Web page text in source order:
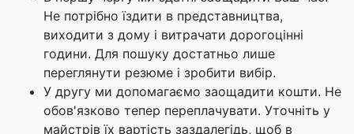
Не потрібно їздити в представництва,
виходити з дому і витрачати дорогоцінні
години. Для пошуку достатньо лише
переглянути резюме і зробити вибір.
У другу ми допомагаємо заощадити кошти. Не
обов'язково тепер переплачувати. Уточніть у
майстрів їх вартість заздалегідь, щоб в